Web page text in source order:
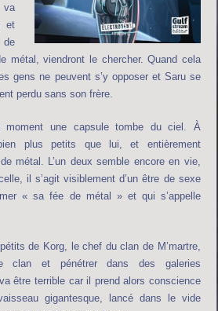
et
métal, viendront le chercher. Quand cela
gens ne peuvent s’y opposer et Saru se
perdu sans son frère.
moment une capsule tombe du ciel. À
plus petits que lui, et entièrement
métal. L’un deux semble encore en vie,
il s’agit visiblement d’un être de sexe
« sa fée de métal » et qui s’appelle
de Korg, le chef du clan de M’martre,
et pénétrer dans des galeries
être terrible car il prend alors conscience
gigantesque, lancé dans le vide